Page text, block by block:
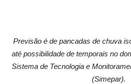
Previsão é de pancadas de chuva
até possibilidade de temporais no
Sistema de Tecnologia e
(Simepar).